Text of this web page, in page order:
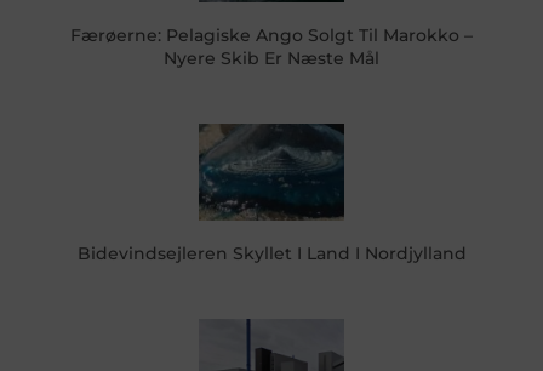
Færøerne: Pelagiske Ango Solgt Til Marokko –
Nyere Skib Er Næste Mål
Bidevindsejleren Skyllet I Land I Nordjylland